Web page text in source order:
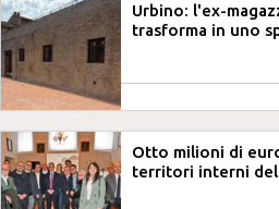
Urbino: l'ex-
trasforma in uno
Otto milioni di
territori interni